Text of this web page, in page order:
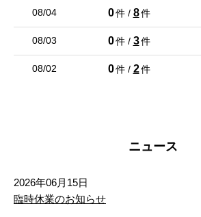
盛岡市 南仙北３丁目 新築一戸建て
建物面積 105.78m
2
26/08/01
08/04 0件 / 8件
08/03 0件 / 3件
08/02 0件 / 2件
ニュース
2026年06月15日
臨時休業のお知らせ